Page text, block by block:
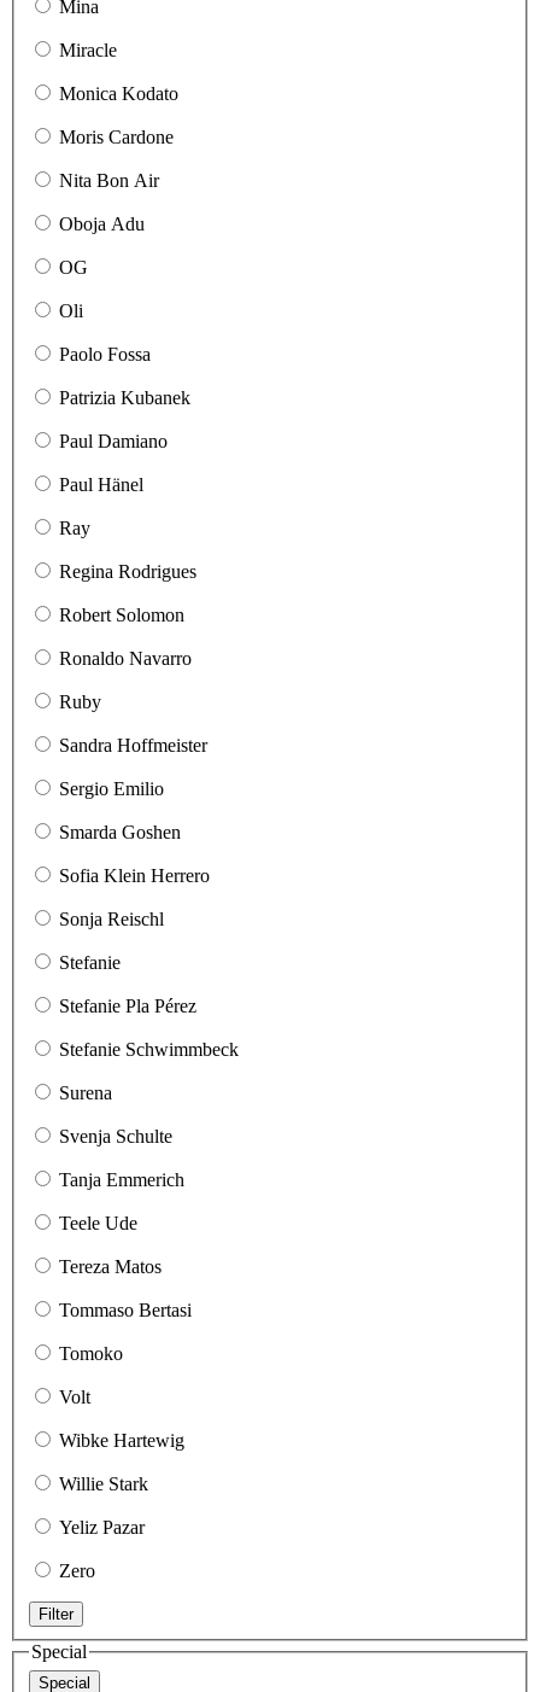
Mina
Miracle
Monica Kodato
Moris Cardone
Nita Bon Air
Oboja Adu
OG
Oli
Paolo Fossa
Patrizia Kubanek
Paul Damiano
Paul Hänel
Ray
Regina Rodrigues
Robert Solomon
Ronaldo Navarro
Ruby
Sandra Hoffmeister
Sergio Emilio
Smarda Goshen
Sofia Klein Herrero
Sonja Reischl
Stefanie
Stefanie Pla Pérez
Stefanie Schwimmbeck
Surena
Svenja Schulte
Tanja Emmerich
Teele Ude
Tereza Matos
Tommaso Bertasi
Tomoko
Volt
Wibke Hartewig
Willie Stark
Yeliz Pazar
Zero
Filter
Special
Special